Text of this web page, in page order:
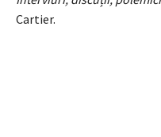
Cartier.